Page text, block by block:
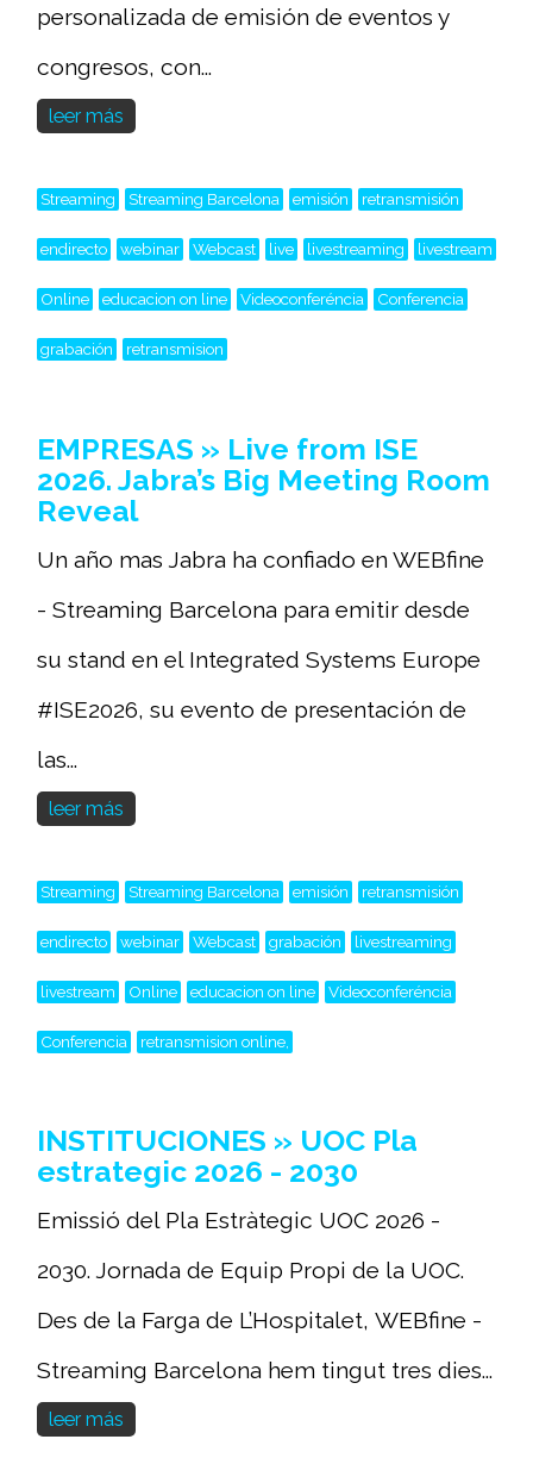
personalizada de emisión de eventos y
congresos, con...
leer más
Streaming Streaming Barcelona emisión retransmisión
endirecto webinar Webcast live livestreaming livestream
Online educacion on line Videoconferéncia Conferencia
grabación retransmision
EMPRESAS » Live from ISE
2026. Jabra’s Big Meeting Room
Reveal
Un año mas Jabra ha confiado en WEBfine
- Streaming Barcelona para emitir desde
su stand en el Integrated Systems Europe
#ISE2026, su evento de presentación de
las...
leer más
Streaming Streaming Barcelona emisión retransmisión
endirecto webinar Webcast grabación livestreaming
livestream Online educacion on line Videoconferéncia
Conferencia retransmision online,
INSTITUCIONES » UOC Pla
estrategic 2026 - 2030
Emissió del Pla Estràtegic UOC 2026 -
2030. Jornada de Equip Propi de la UOC.
Des de la Farga de L’Hospitalet, WEBfine -
Streaming Barcelona hem tingut tres dies...
leer más